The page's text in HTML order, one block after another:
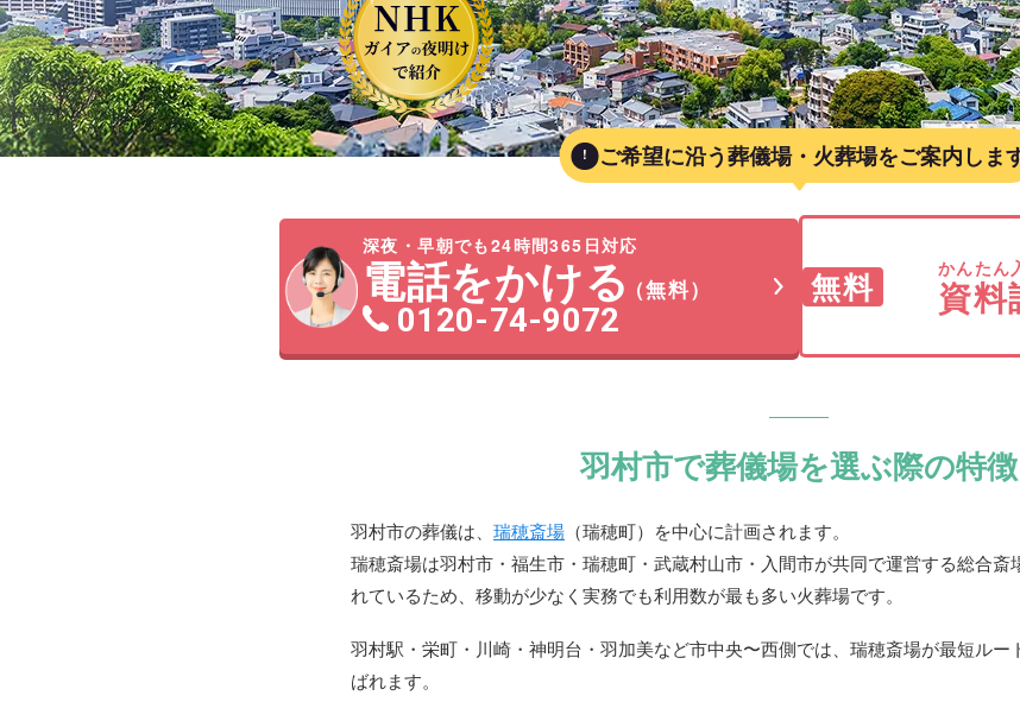
ご希望に沿う葬儀場・火葬場をご案内しま
深夜・早朝でも24時間365日対応
電話をかける （無料）
0120-74-9072
無料 かんたん
資料
羽村市で葬儀場を選ぶ際の特徴
羽村市の葬儀は、 瑞穂斎場 （瑞穂町）を中心に計画されます。
瑞穂斎場は羽村市・福生市・瑞穂町・武蔵村山市・入間市が共同で運営する総合斎
れているため、移動が少なく実務でも利用数が最も多い火葬場です。
羽村駅・栄町・川崎・神明台・羽加美など市中央〜西側では、瑞穂斎場が最短ルー
ばれます。